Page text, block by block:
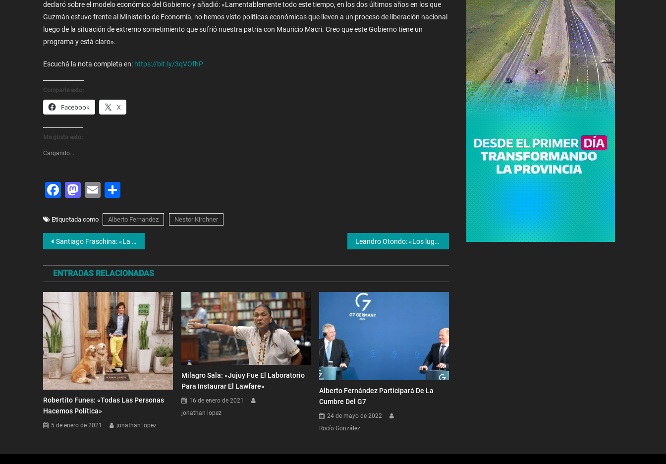
declaró sobre el modelo económico del Gobierno y añadió: «Lamentablemente todo este tiempo, en los dos últimos años en los que
Guzmán estuvo frente al Ministerio de Economía, no hemos visto políticas económicas que lleven a un proceso de liberación nacional
luego de la situación de extremo sometimiento que sufrió nuestra patria con Mauricio Macri. Creo que este Gobierno tiene un
programa y está claro».
Escuchá la nota completa en: https://bit.ly/3qVOfhP
Comparte esto:
Facebook X
Me gusta esto:
Cargando...
Facebook
Mastodon
Email
Etiquetada como Alberto Fernandez Nestor Kirchner
Navegación
de
entradas
Santiago Fraschina: «La seguridad social en la Argentina está fuertemente desarrollada» Leandro Otondo: «Los lugares naturales son los más buscados en este momento del año»
ENTRADAS RELACIONADAS
Robertito Funes: «Todas Las Personas
Hacemos Política»
5 de enero de 2021 jonathan lopez
Milagro Sala: «Jujuy Fue El Laboratorio
Para Instaurar El Lawfare»
16 de enero de 2021
jonathan lopez
Alberto Fernández Participará De La
Cumbre Del G7
24 de mayo de 2022
Rocío González